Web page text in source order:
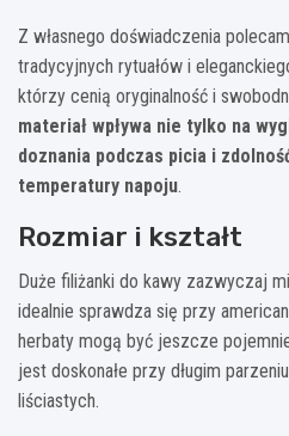
Z własnego doświadczenia
tradycyjnych rytuałów i
którzy cenią oryginalność i
materiał wpływa nie tylko na
doznania podczas picia i
temperatury napoju.
Rozmiar i kształt
Duże filiżanki do kawy zazwyczaj
idealnie sprawdza się przy
herbaty mogą być jeszcze
jest doskonałe przy długim
liściastych.